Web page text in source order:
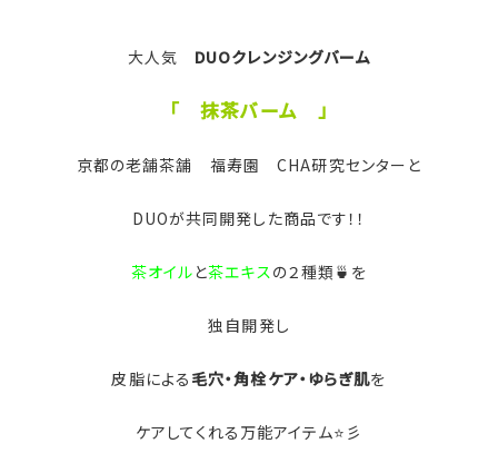
大人気 DUOクレンジングバーム
「 抹茶バーム 」
京都の老舗茶舗 福寿園 CHA研究センターと
DUOが共同開発した商品です！！
茶オイルと茶エキスの２種類🍵を
独自開発し
皮脂による 毛穴・角栓ケア・ゆらぎ肌を
ケアしてくれる万能アイテム⭐彡